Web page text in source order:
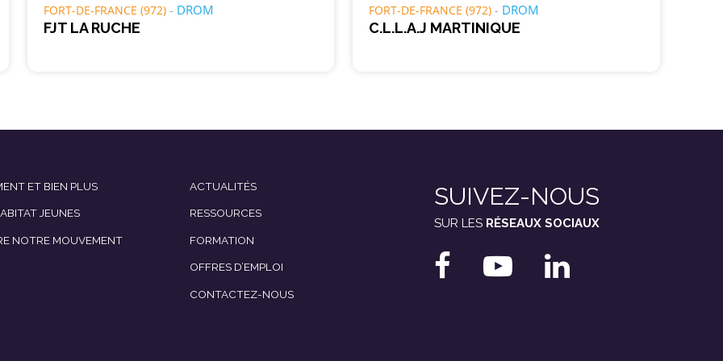
FORT-DE-FRANCE (972) DROM
FJT LA RUCHE
FORT-DE-FRANCE (972) DROM
C.L.L.A.J MARTINIQUE
ET BIEN PLUS
JEUNES
NOTRE MOUVEMENT
ACTUALITÉS
RESSOURCES
FORMATION
OFFRES D’EMPLOI
CONTACTEZ-NOUS
SUIVEZ-NOUS
SUR LES RÉSEAUX SOCIAUX